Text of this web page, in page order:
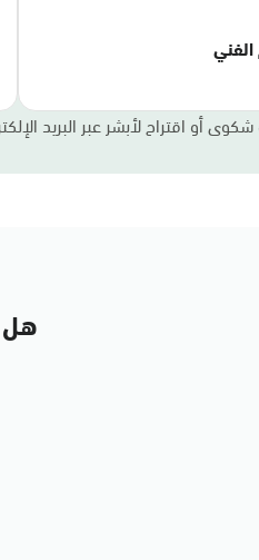
أو اقتراح لأبشر عبر البريد